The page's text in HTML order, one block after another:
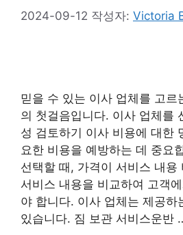
2024-09-12 작성자: Victoria
믿을 수 있는 이사 업체를 고르
의 첫걸음입니다. 이사 업체를
성 검토하기 이사 비용에 대한
요한 비용을 예방하는 데 중요
선택할 때, 가격이 서비스 내용
서비스 내용을 비교하여 고객
야 합니다. 이사 업체는 제공하
있습니다. 짐 보관 서비스운반